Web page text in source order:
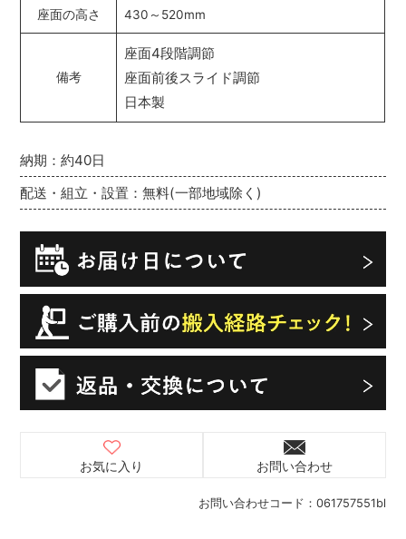
お問い合わせコード： 061757551bl
納期：約40日
配送・組立・設置：無料(一部地域除く)
お気に入り お問い合わせ
座面の高さ 430～520mm
備考
座面4段階調節
座面前後スライド調節
日本製